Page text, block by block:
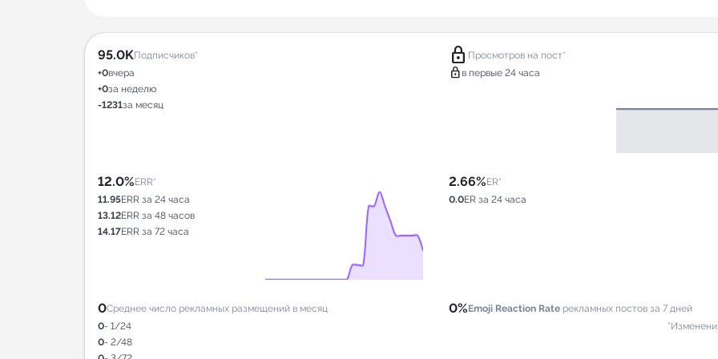
95.0KПодписчиков*
+0вчера
+0за неделю
-1231за месяц
lock Просмотров на пост*
lock в первые 24 часа
12.0%ERR*
11.95ERR за 24 часа
13.12ERR за 48 часов
14.17ERR за 72 часа
2.66%ER*
0.0ER за 24 часа
0Среднее число рекламных размещений в месяц
0- 1/24
0- 2/48
0%Emoji Reaction Rate рекламных постов за 7 дней